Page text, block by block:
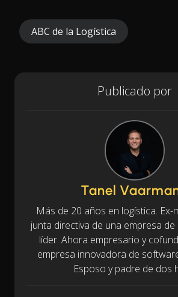
ABC de la Logística
Publicado por
Tanel
Más de 20 años en logística. Ex-
junta directiva de una empresa de
líder. Ahora empresario y
empresa innovadora de
Esposo y padre de dos